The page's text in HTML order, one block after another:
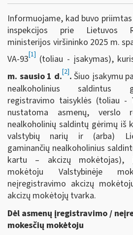
Informuojame, kad buvo
inspekcijos prie Lietuvos
ministerijos viršininko 2025 m.
VA-93[1] (toliau - įsakymas),
m. sausio 1 d.[2]. Šiuo įsakymu
nealkoholinius saldintus
registravimo taisyklės (toliau -
nustatoma asmenų, verslo
nealkoholinių saldintų gėrimų iš
valstybių narių ir (arba)
gaminančių nealkoholinius
kartu – akcizų mokėtojas),
mokėtoju Valstybinėje
neįregistravimo akcizų
akcizų mokėtojų tvarka.
Dėl asmenų įregistravimo /
mokesčių mokėtoju